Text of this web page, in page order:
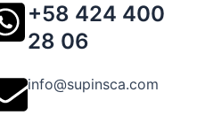
+58 424 400
28 06
info@supinsca.com